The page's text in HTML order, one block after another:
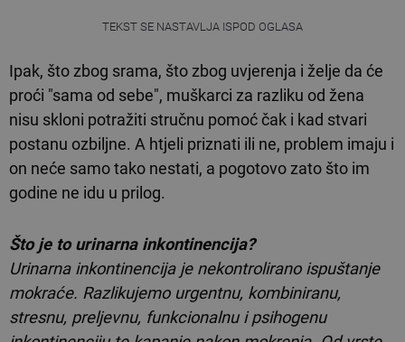
TEKST SE NASTAVLJA ISPOD OGLASA
Ipak, što zbog srama, što zbog uvjerenja i želje da će
proći "sama od sebe", muškarci za razliku od žena
nisu skloni potražiti stručnu pomoć čak i kad stvari
postanu ozbiljne. A htjeli priznati ili ne, problem imaju i
on neće samo tako nestati, a pogotovo zato što im
godine ne idu u prilog.
Što je to urinarna inkontinencija?
Urinarna inkontinencija je nekontrolirano ispuštanje
mokraće. Razlikujemo urgentnu, kombiniranu,
stresnu, preljevnu, funkcionalnu i psihogenu